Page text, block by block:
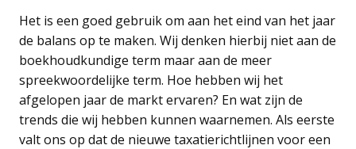
Het is een goed gebruik om aan het eind van het jaar
de balans op te maken. Wij denken hierbij niet aan de
boekhoudkundige term maar aan de meer
spreekwoordelijke term. Hoe hebben wij het
afgelopen jaar de markt ervaren? En wat zijn de
trends die wij hebben kunnen waarnemen. Als eerste
valt ons op dat de nieuwe taxatierichtlijnen voor een